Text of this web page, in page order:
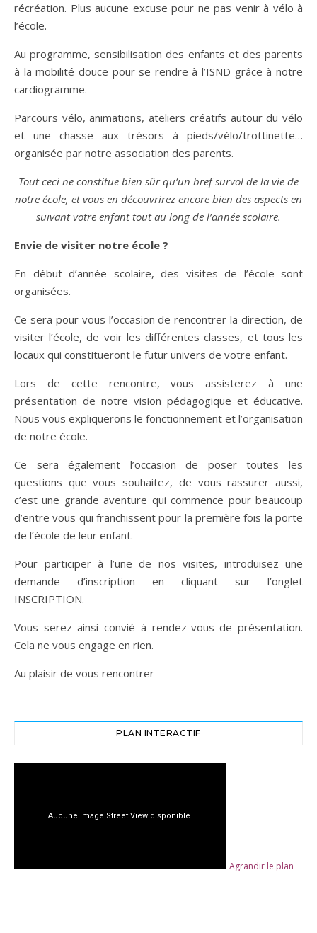
récréation. Plus aucune excuse pour ne pas venir à vélo à
l’école.
Au programme, sensibilisation des enfants et des parents
à la mobilité douce pour se rendre à l’ISND grâce à notre
cardiogramme.
Parcours vélo, animations, ateliers créatifs autour du vélo
et une chasse aux trésors à pieds/vélo/trottinette…
organisée par notre association des parents.
Tout ceci ne constitue bien sûr qu’un bref survol de la vie de
notre école, et vous en découvrirez encore bien des aspects en
suivant votre enfant tout au long de l’année scolaire.
Envie de visiter notre école ?
En début d’année scolaire, des visites de l’école sont
organisées.
Ce sera pour vous l’occasion de rencontrer la direction, de
visiter l’école, de voir les différentes classes, et tous les
locaux qui constitueront le futur univers de votre enfant.
Lors de cette rencontre, vous assisterez à une
présentation de notre vision pédagogique et éducative.
Nous vous expliquerons le fonctionnement et l’organisation
de notre école.
Ce sera également l’occasion de poser toutes les
questions que vous souhaitez, de vous rassurer aussi,
c’est une grande aventure qui commence pour beaucoup
d’entre vous qui franchissent pour la première fois la porte
de l’école de leur enfant.
Pour participer à l’une de nos visites, introduisez une
demande d’inscription en cliquant sur l’onglet
INSCRIPTION.
Vous serez ainsi convié à rendez-vous de présentation.
Cela ne vous engage en rien.
Au plaisir de vous rencontrer
PLAN INTERACTIF
Agrandir le plan